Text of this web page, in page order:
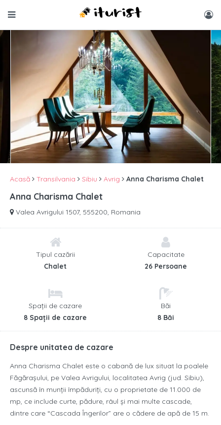
Acasă Transilvania Sibiu Avrig Anna Charisma Chalet
Anna Charisma Chalet
Valea Avrigului 1507, 555200, Romania
Tipul cazării
Chalet
Capacitate
26 Persoane
Spații de cazare
8 Spații de cazare
Băi
8 Băi
Despre unitatea de cazare
Anna Charisma Chalet este o cabană de lux situat la poalele
Făgărașului, pe Valea Avrigului, localitatea Avrig (jud. Sibiu),
ascunsă în munţii împăduriţi, cu o proprietate de 11.000 de
mp, ce include curte, pădure, râul şi mai multe cascade,
dintre care “Cascada Îngerilor” are o cădere de apă de 15 m.